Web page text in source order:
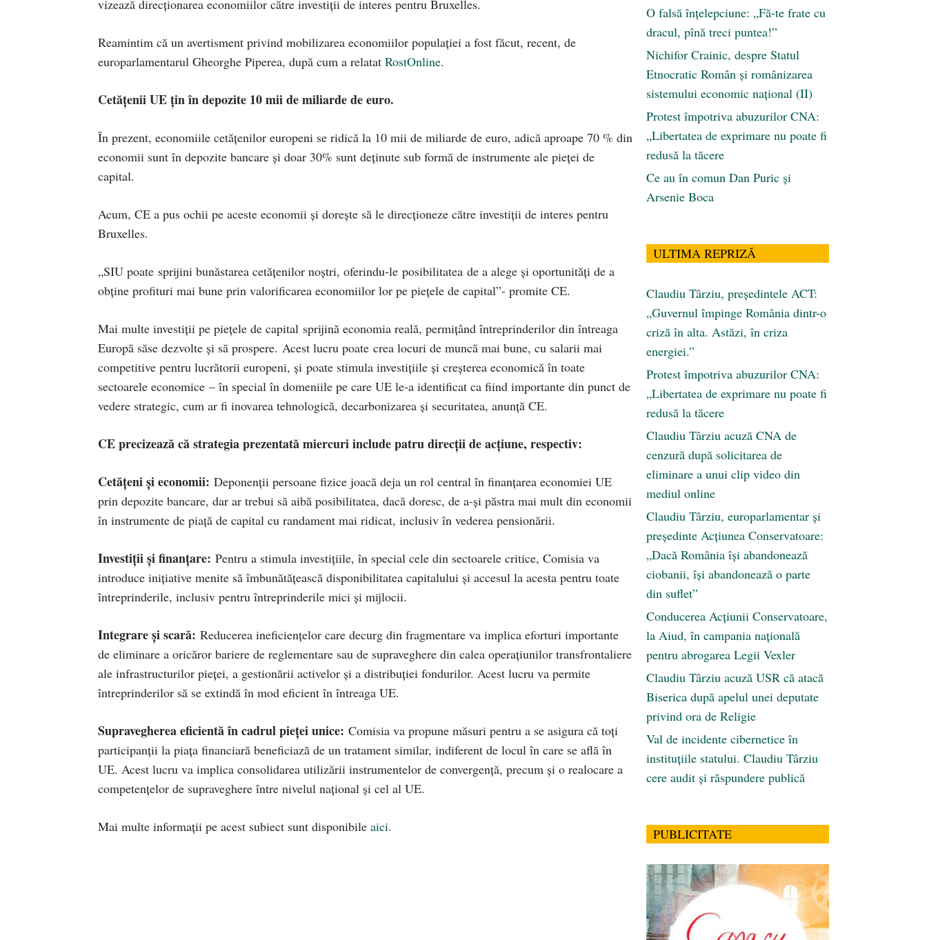
vizează direcționarea economiilor către investiții de interes pentru Bruxelles.
Reamintim că un avertisment privind mobilizarea economiilor populației a fost făcut, recent, de
europarlamentarul Gheorghe Piperea, după cum a relatat RostOnline.
Cetățenii UE țin în depozite 10 mii de miliarde de euro.
În prezent, economiile cetățenilor europeni se ridică la 10 mii de miliarde de euro, adică aproape 70 % din
economii sunt în depozite bancare și doar 30% sunt deținute sub formă de instrumente ale pieței de
capital.
Acum, CE a pus ochii pe aceste economii și dorește să le direcționeze către investiții de interes pentru
Bruxelles.
„SIU poate sprijini bunăstarea cetățenilor noștri, oferindu-le posibilitatea de a alege și oportunități de a
obține profituri mai bune prin valorificarea economiilor lor pe piețele de capital”- promite CE.
Mai multe investiții pe piețele de capital sprijină economia reală, permițând întreprinderilor din întreaga
Europă săse dezvolte și să prospere. Acest lucru poate crea locuri de muncă mai bune, cu salarii mai
competitive pentru lucrătorii europeni, și poate stimula investițiile și creșterea economică în toate
sectoarele economice – în special în domeniile pe care UE le-a identificat ca fiind importante din punct de
vedere strategic, cum ar fi inovarea tehnologică, decarbonizarea și securitatea, anunță CE.
CE precizează că strategia prezentată miercuri include patru direcții de acțiune, respectiv:
Cetățeni și economii: Deponenții persoane fizice joacă deja un rol central în finanțarea economiei UE
prin depozite bancare, dar ar trebui să aibă posibilitatea, dacă doresc, de a-și păstra mai mult din economii
în instrumente de piață de capital cu randament mai ridicat, inclusiv în vederea pensionării.
Investiții și finanțare: Pentru a stimula investițiile, în special cele din sectoarele critice, Comisia va
introduce inițiative menite să îmbunătățească disponibilitatea capitalului și accesul la acesta pentru toate
întreprinderile, inclusiv pentru întreprinderile mici și mijlocii.
Integrare și scară: Reducerea ineficiențelor care decurg din fragmentare va implica eforturi importante
de eliminare a oricăror bariere de reglementare sau de supraveghere din calea operațiunilor transfrontaliere
ale infrastructurilor pieței, a gestionării activelor și a distribuției fondurilor. Acest lucru va permite
întreprinderilor să se extindă în mod eficient în întreaga UE.
Supravegherea eficientă în cadrul pieței unice: Comisia va propune măsuri pentru a se asigura că toți
participanții la piața financiară beneficiază de un tratament similar, indiferent de locul în care se află în
UE. Acest lucru va implica consolidarea utilizării instrumentelor de convergență, precum și o realocare a
competențelor de supraveghere între nivelul național și cel al UE.
Mai multe informații pe acest subiect sunt disponibile aici.
O falsă înțelepciune: „Fă-te frate cu
dracul, pînă treci puntea!”
Nichifor Crainic, despre Statul
Etnocratic Român şi românizarea
sistemului economic naţional (II)
Protest împotriva abuzurilor CNA:
„Libertatea de exprimare nu poate fi
redusă la tăcere
Ce au în comun Dan Puric şi
Arsenie Boca
ULTIMA REPRIZĂ
Claudiu Târziu, președintele ACT:
„Guvernul împinge România dintr-o
criză în alta. Astăzi, în criza
energiei.”
Protest împotriva abuzurilor CNA:
„Libertatea de exprimare nu poate fi
redusă la tăcere
Claudiu Târziu acuză CNA de
cenzură după solicitarea de
eliminare a unui clip video din
mediul online
Claudiu Târziu, europarlamentar și
președinte Acțiunea Conservatoare:
„Dacă România își abandonează
ciobanii, își abandonează o parte
din suflet”
Conducerea Acțiunii Conservatoare,
la Aiud, în campania națională
pentru abrogarea Legii Vexler
Claudiu Târziu acuză USR că atacă
Biserica după apelul unei deputate
privind ora de Religie
Val de incidente cibernetice în
instituțiile statului. Claudiu Târziu
cere audit și răspundere publică
PUBLICITATE